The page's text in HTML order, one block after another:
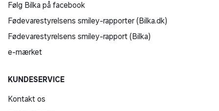
Følg Bilka på facebook
Fødevarestyrelsens smiley-rapporter (Bilka.dk)
Fødevarestyrelsens smiley-rapport (Bilka)
e-mærket
KUNDESERVICE
Kontakt os